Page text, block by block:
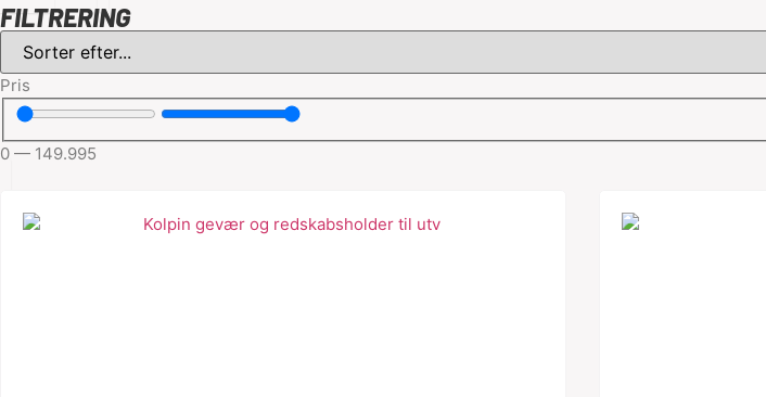
FILTRERING
Pris
0 — 149.995